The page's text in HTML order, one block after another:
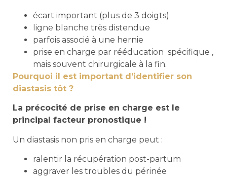
écart important (plus de 3 doigts)
ligne blanche très distendue
parfois associé à une hernie
prise en charge par rééducation spécifique ,
mais souvent chirurgicale à la fin.
Pourquoi il est important d’identifier son
diastasis tôt ?
La précocité de prise en charge est le
principal facteur pronostique !
Un diastasis non pris en charge peut :
ralentir la récupération post-partum
aggraver les troubles du périnée